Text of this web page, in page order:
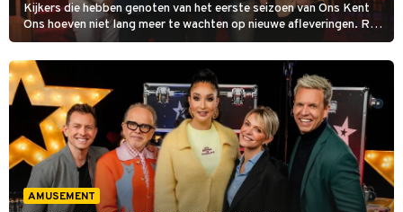
Kijkers die hebben genoten van het eerste seizoen van Ons Kent
Ons hoeven niet lang meer te wachten op nieuwe afleveringen. RTL
4 heeft namelijk de startdatum van een nieuwe reeks
bekendgemaakt.
AMUSEMENT